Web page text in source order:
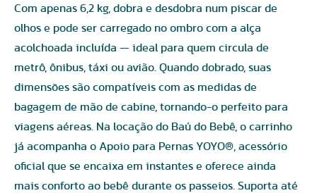
Com apenas 6,2 kg, dobra e desdobra num piscar de
olhos e pode ser carregado no ombro com a alça
acolchoada incluída — ideal para quem circula de
metrô, ônibus, táxi ou avião. Quando dobrado, suas
dimensões são compatíveis com as medidas de
bagagem de mão de cabine, tornando-o perfeito para
viagens aéreas. Na locação do Baú do Bebê, o carrinho
já acompanha o Apoio para Pernas YOYO®, acessório
oficial que se encaixa em instantes e oferece ainda
mais conforto ao bebê durante os passeios. Suporta até